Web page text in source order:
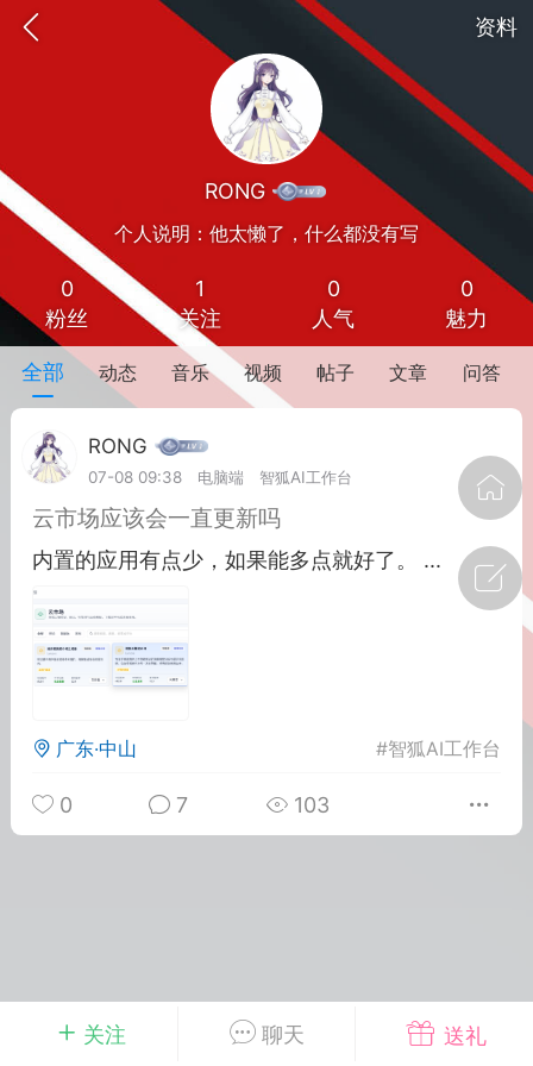
资料
10:10 电脑端 智狐AI工作台
中英翻译
事想用上客户端...
1 22
26 00:53
电脑端
者怎么接入Claude Opus 5 ？智创聚合
调用
可选择的最强模型。
注接入效率、调用成本和企业报销流程
关注 聊天 送礼
RONG
个人说明：他太懒了，什么都没有写
0
粉丝
1
关注
0
人气
0
魅力
全部 动态 音乐 视频 帖子 文章 问答
RONG
07-08 09:38 电脑端 智狐AI工作台
​云市场应该会一直更新吗
内置的应用有点少，如果能多点就好了。 ...
广东·中山 #智狐AI工作台
0 7 103